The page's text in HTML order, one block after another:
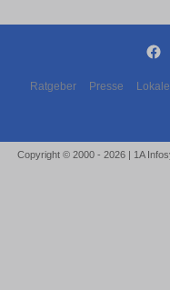
Ratgeber Presse
Copyright © 2000 - 2026 | 1A